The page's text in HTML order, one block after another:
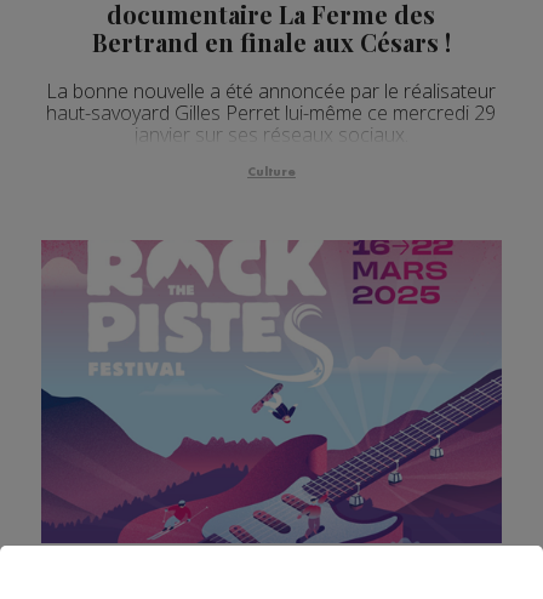
documentaire La Ferme des
Bertrand en finale aux Césars !
La bonne nouvelle a été annoncée par le réalisateur
haut-savoyard Gilles Perret lui-même ce mercredi 29
janvier sur ses réseaux sociaux.
Culture